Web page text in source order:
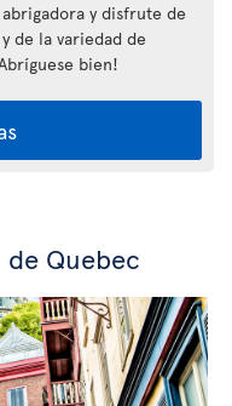
y disfrute de
de la variedad de
bien!
Quebec